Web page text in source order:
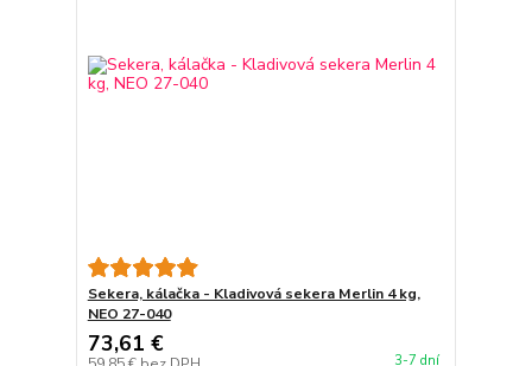
Sekera, kálačka - Kladivová sekera Merlin 4 kg,
NEO 27-040
73,61 €
3-7 dní